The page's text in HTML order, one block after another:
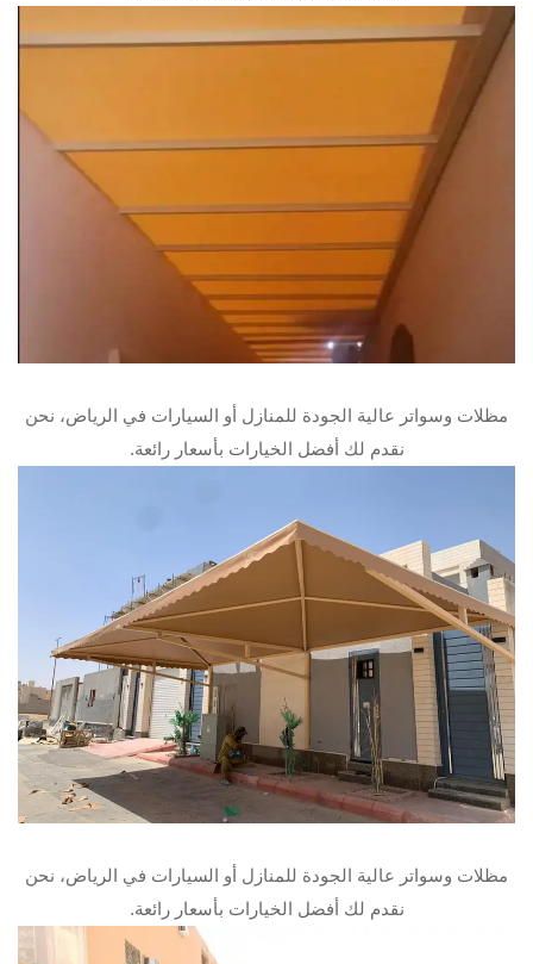
مظلات وسواتر عالية الجودة للمنازل أو السيارات في الرياض، نحن
نقدم لك أفضل الخيارات بأسعار رائعة.
مظلات وسواتر عالية الجودة للمنازل أو السيارات في الرياض، نحن
نقدم لك أفضل الخيارات بأسعار رائعة.